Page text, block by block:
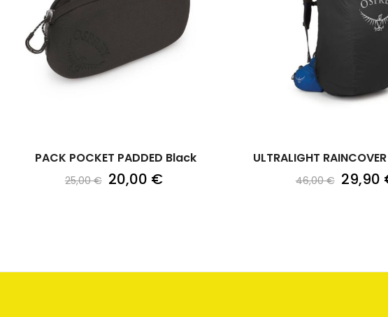
PACK POCKET PADDED Black
25,00 € 20,00 €
ULTRALIGHT
46,00 € 29,90